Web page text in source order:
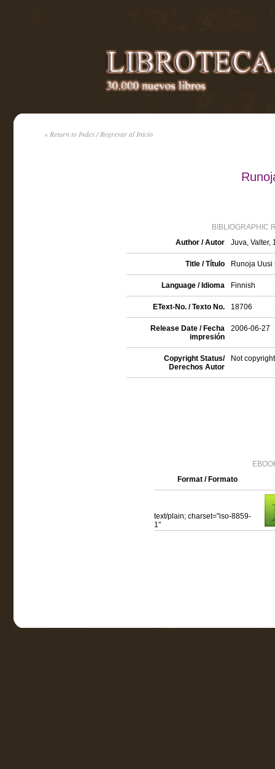
« Return to Index / Regresar al Inicio
BIBLIOGRAPHIC
Author / Autor
Juva, Valter,
Title / Título Runoja Uusi
Language / Idioma Finnish
EText-No. / Texto No. 18706
Release Date / Fecha
impresión
2006-06-27
Copyright Status/
Derechos Autor
Not
Format / Formato
text/plain; charset="iso-8859-
1"